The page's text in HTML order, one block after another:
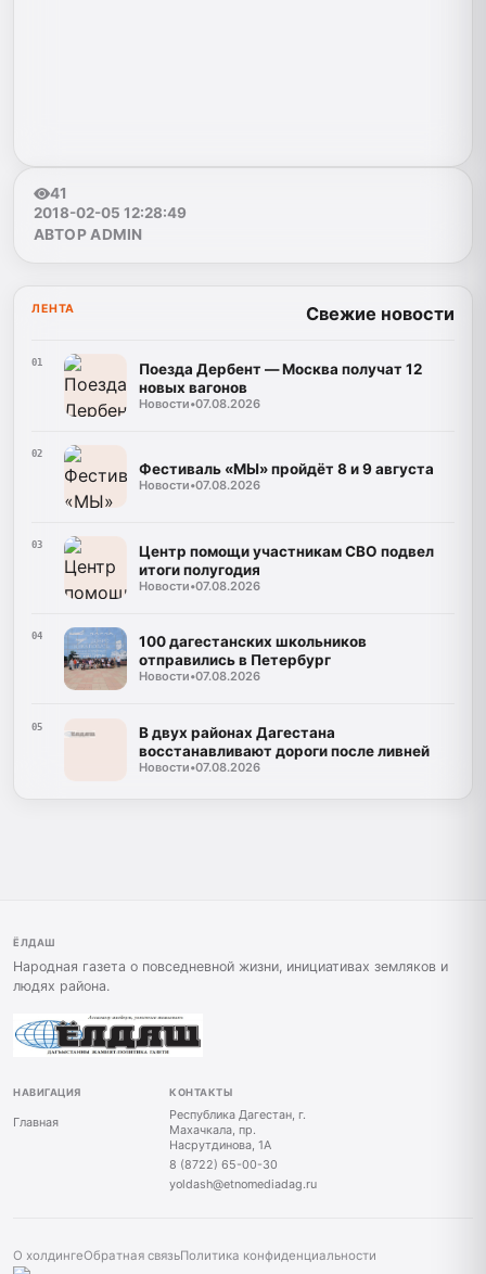
41
2018-02-05 12:28:49
АВТОР ADMIN
ЛЕНТА Свежие новости
01
Поезда Дербент — Москва получат 12
новых вагонов
Новости•07.08.2026
02
Фестиваль «МЫ» пройдёт 8 и 9 августа
Новости•07.08.2026
03
Центр помощи участникам СВО подвел
итоги полугодия
Новости•07.08.2026
04
100 дагестанских школьников
отправились в Петербург
Новости•07.08.2026
05
В двух районах Дагестана
восстанавливают дороги после ливней
Новости•07.08.2026
ЁЛДАШ
Народная газета о повседневной жизни, инициативах земляков и
людях района.
НАВИГАЦИЯ
Главная
КОНТАКТЫ
Республика Дагестан, г.
Махачкала, пр.
Насрутдинова, 1А
8 (8722) 65-00-30
yoldash@etnomediadag.ru
О холдингеОбратная связьПолитика конфиденциальности